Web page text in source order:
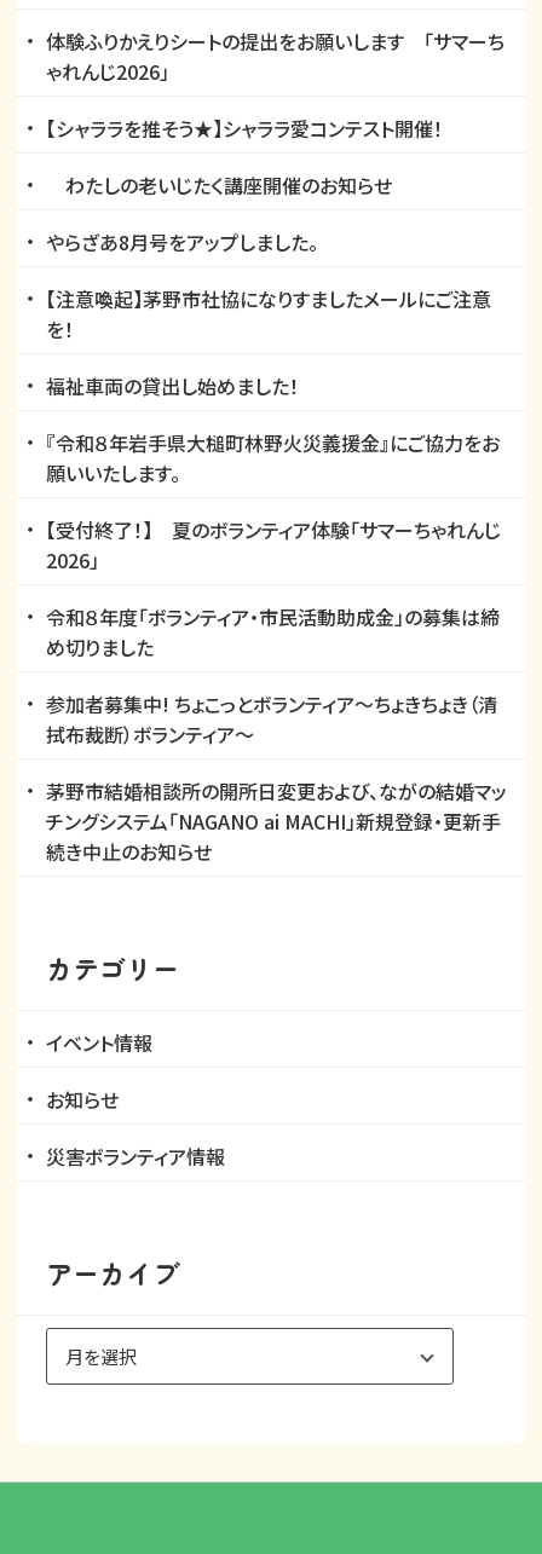
体験ふりかえりシートの提出をお願いします 「サマーち
ゃれんじ2026」
【シャララを推そう★】シャララ愛コンテスト開催！
わたしの老いじたく講座開催のお知らせ
やらざあ8月号をアップしました。
【注意喚起】茅野市社協になりすましたメールにご注意
を！
福祉車両の貸出し始めました！
『令和８年岩手県大槌町林野火災義援金』にご協力をお
願いいたします。
【受付終了！】 夏のボランティア体験「サマーちゃれんじ
2026」
令和８年度「ボランティア・市民活動助成金」の募集は締
め切りました
参加者募集中! ちょこっとボランティア～ちょきちょき（清
拭布裁断）ボランティア～
茅野市結婚相談所の開所日変更および、ながの結婚マッ
チングシステム「NAGANO ai MACHI」新規登録・更新手
続き中止のお知らせ
カテゴリー
イベント情報
お知らせ
災害ボランティア情報
アーカイブ